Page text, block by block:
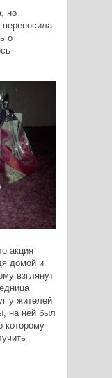
но
о
акция
домой и
взглянут
у жителей
на ней был
которому